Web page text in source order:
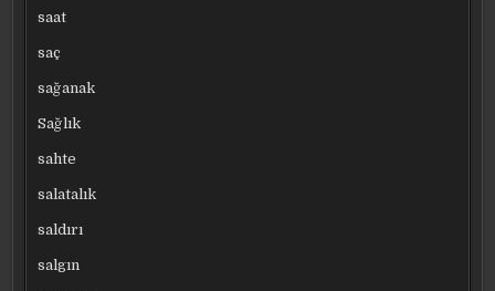
saat
saç
sağanak
Sağlık
sahte
salatalık
saldırı
salgın